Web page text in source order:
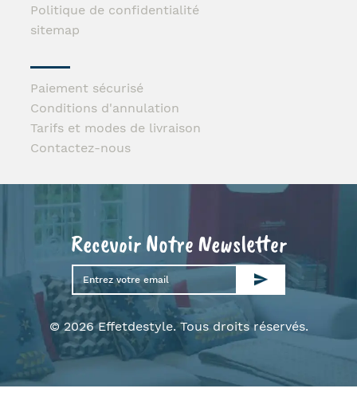
Politique de confidentialité
sitemap
Paiement sécurisé
Conditions d'annulation
Tarifs et modes de livraison
Contactez-nous
Recevoir Notre Newsletter
© 2026 Effetdestyle. Tous droits réservés.